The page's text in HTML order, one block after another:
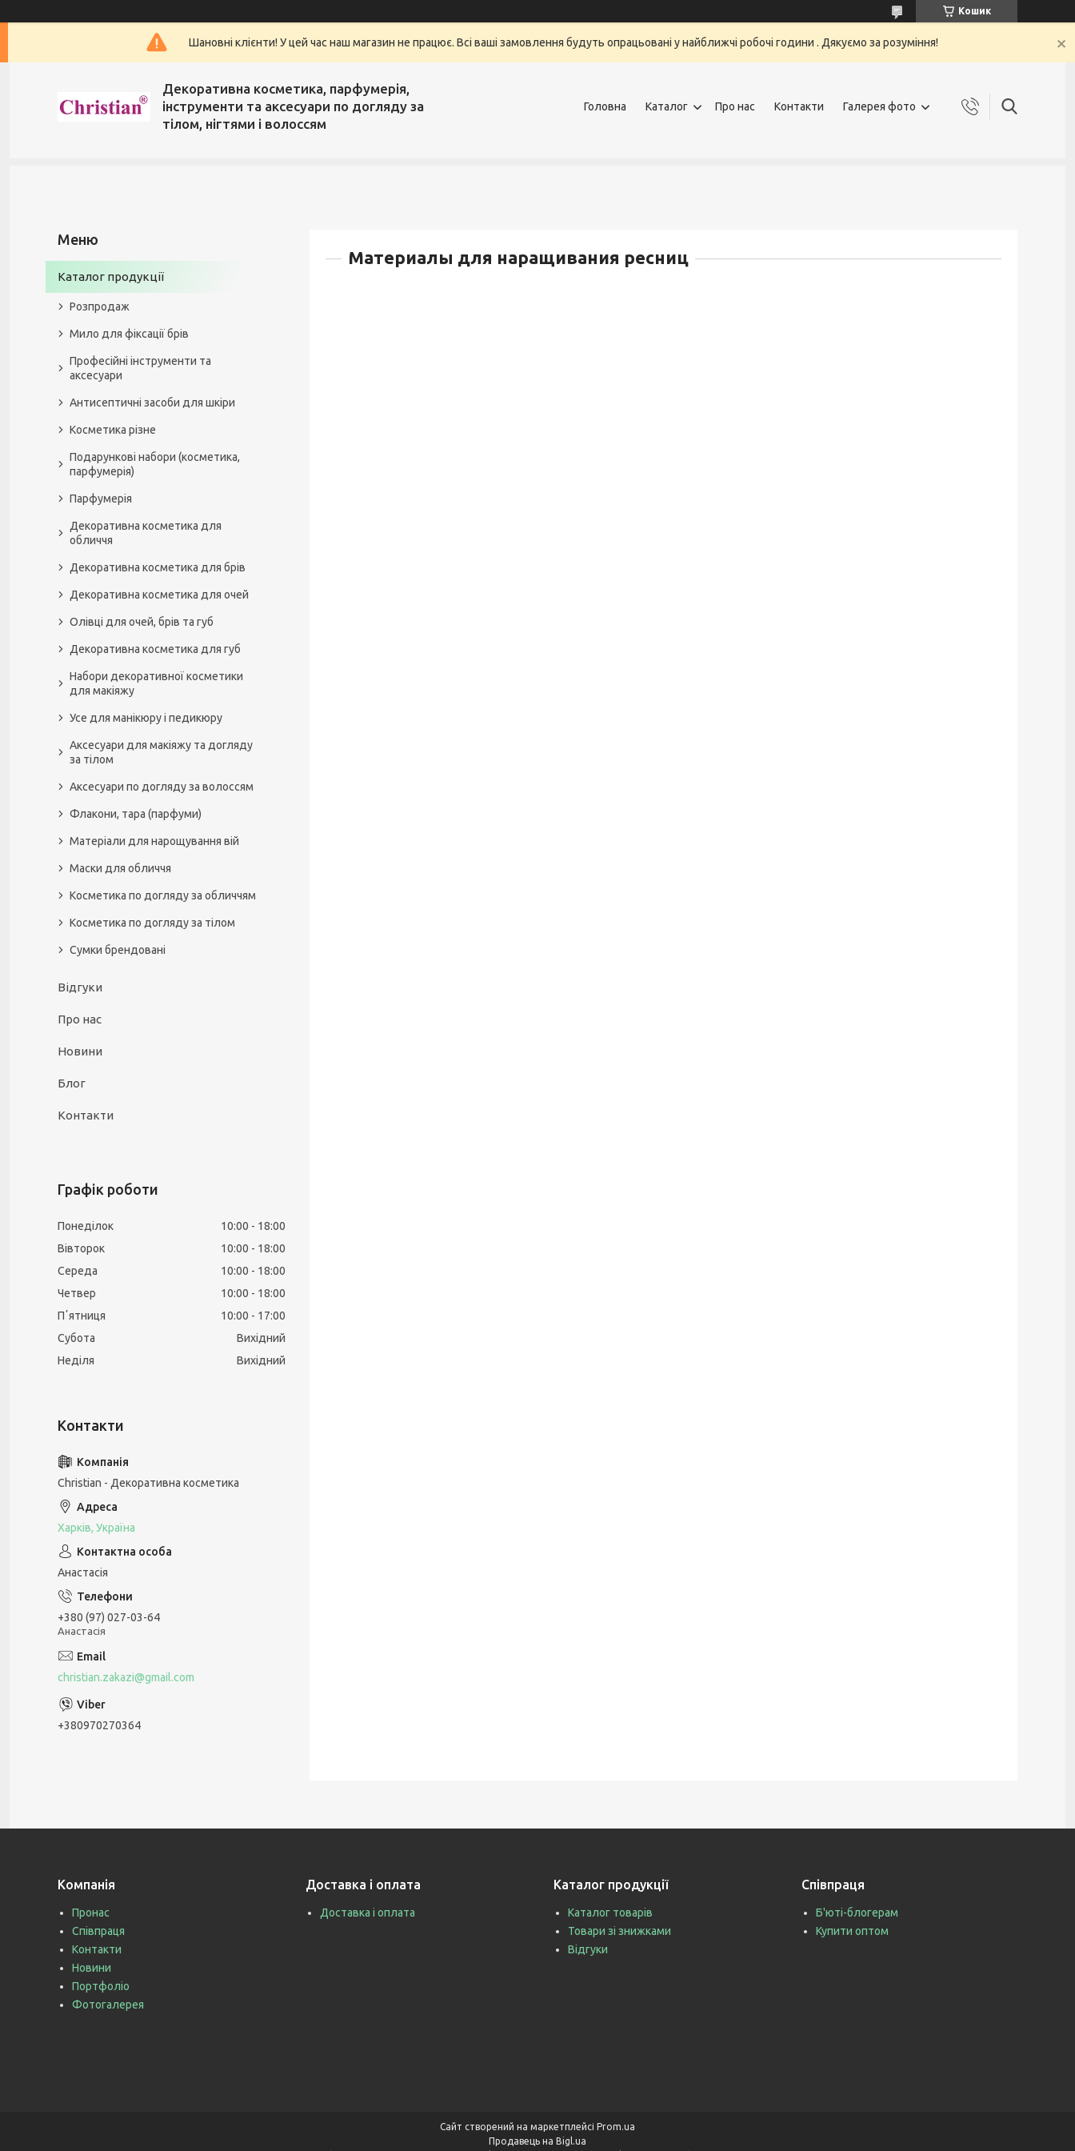
Кошик
Шановні клієнти! У цей час наш магазин не працює. Всі ваші замовлення будуть опрацьовані у найближчі робочі години . Дякуємо за розуміння!
Декоративна косметика, парфумерія,
інструменти та аксесуари по догляду за
тілом, нігтями і волоссям
Головна Каталог Про нас Контакти Галерея фото
Материалы для наращивания ресниц
Каталог продукції
Розпродаж
Мило для фіксації брів
Професійні інструменти та
аксесуари
Антисептичні засоби для шкіри
Косметика різне
Подарункові набори (косметика,
парфумерія)
Парфумерія
Декоративна косметика для
обличчя
Декоративна косметика для брів
Декоративна косметика для очей
Олівці для очей, брів та губ
Декоративна косметика для губ
Набори декоративної косметики
для макіяжу
Усе для манікюру і педикюру
Аксесуари для макіяжу та догляду
за тілом
Аксесуари по догляду за волоссям
Флакони, тара (парфуми)
Матеріали для нарощування вій
Маски для обличчя
Косметика по догляду за обличчям
Косметика по догляду за тілом
Сумки брендовані
Відгуки
Про нас
Новини
Блог
Контакти
Графік роботи
Понеділок 10:00
18:00
Вівторок
10:00
18:00
Середа
10:00
18:00
Четвер
10:00
18:00
Пʼятниця
10:00
17:00
Субота
Вихідний
Неділя
Вихідний
Christian - Декоративна косметика
Харків, Україна
Анастасія
+380 (97) 027-03-64
Анастасія
christian.zakazi@gmail.com
+380970270364
Компанія
Пронас
Співпраця
Контакти
Новини
Портфоліо
Фотогалерея
Доставка і оплата
Доставка і оплата
Каталог продукції
Каталог товарів
Товари зі знижками
Відгуки
Співпраця
Б'юті-блогерам
Купити оптом
Сайт створений на маркетплейсі Prom.ua
Продавець на Bigl.ua